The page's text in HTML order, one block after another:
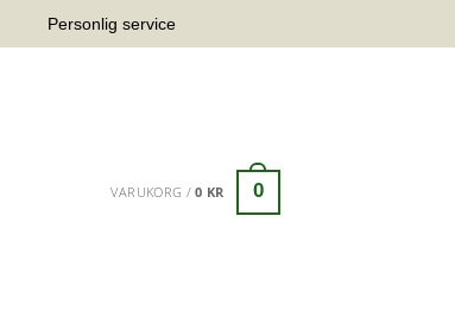
Personlig service
VARUKORG /0 KR 0